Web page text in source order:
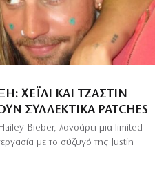
ΧΈΙΛΙ ΚΑΙ ΤΖΆΣΤΙΝ
ΣΥΛΛΕΚΤΙΚΆ PATCHES
Bieber, λανσάρει μια limited-
με το σύζυγό της Justin